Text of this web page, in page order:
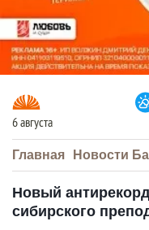
6 августа
Главная Новости
Новый
сибирского